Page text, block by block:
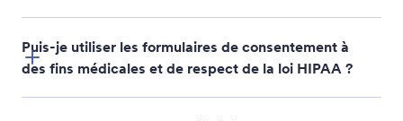
Puis-je utiliser les formulaires de consentement à
des fins médicales et de respect de la loi HIPAA ?